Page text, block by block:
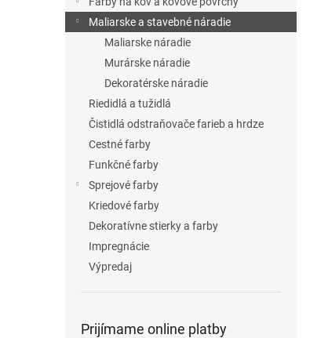
Maliarske a stavebné náradie
Maliarske náradie
Murárske náradie
Dekoratérske náradie
Riedidlá a tužidlá
Čistidlá odstraňovače farieb a hrdze
Cestné farby
Funkčné farby
Sprejové farby
Kriedové farby
Dekoratívne stierky a farby
Impregnácie
Výpredaj
Prijímame online platby